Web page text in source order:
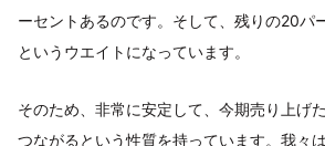
ーセントあるのです。そして、残りの20パ
というウエイトになっています。
そのため、非常に安定して、今期売り上げ
つながるという性質を持っています。我々